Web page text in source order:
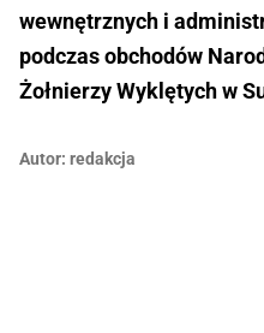
wewnętrznych i
podczas obchodów
Żołnierzy Wyklętych w
Autor: redakcja